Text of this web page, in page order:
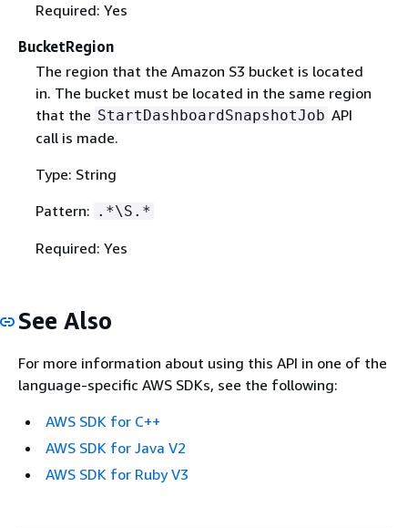
Required: Yes
BucketRegion
The region that the Amazon S3 bucket is located
in. The bucket must be located in the same region
that the StartDashboardSnapshotJob API
call is made.
Type: String
Pattern: .*\S.*
Required: Yes
See Also
For more information about using this API in one of the
language-specific AWS SDKs, see the following:
AWS SDK for C++
AWS SDK for Java V2
AWS SDK for Ruby V3